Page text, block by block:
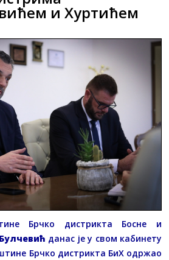
и Хуртићем
Брчко дистрикта Босне и
данас је у свом кабинету
Брчко дистрикта БиХ одржао